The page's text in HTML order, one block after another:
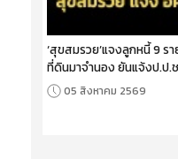
‘สุขสมรวย’แจงลูกหนี้ 9 ร
ที่ดินมาจำนอง ยันแจ้งป.ป.
05 สิงหาคม 2569